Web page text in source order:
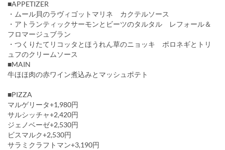
■APPETIZER
・ムール貝のラヴィゴットマリネ カクテルソース
・アトランティックサーモンとビーツのタルタル レフォール＆
フロマージュブラン
・つくりたてリコッタとほうれん草のニョッキ ポロネギとトリ
ュフのクリームソース
■MAIN
牛ほほ肉の赤ワイン煮込みとマッシュポテト
■PIZZA
マルゲリータ+1,980円
サルシッチャ+2,420円
ジェノベーゼ+2,530円
ビスマルク+2,530円
サラミクラフトマン+3,190円